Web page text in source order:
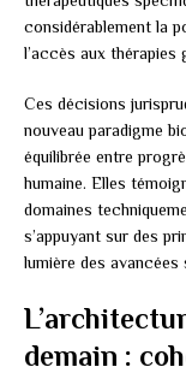
considérablement la
l’accès aux thérapies
Ces décisions
nouveau paradigme
équilibrée entre
humaine. Elles
domaines
s’appuyant sur des
lumière des
demain :